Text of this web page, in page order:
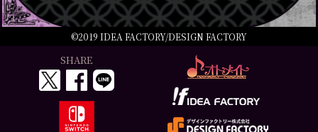
©2019 IDEA FACTORY/DESIGN FACTORY
SHARE